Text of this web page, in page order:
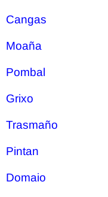
Cangas
Moaña
Pombal
Grixo
Trasmaño
Pintan
Domaio